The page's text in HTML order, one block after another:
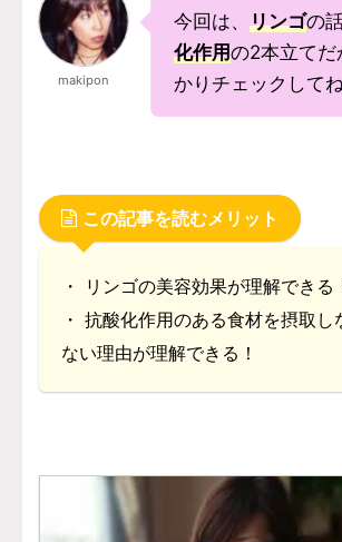
makipon
今回は、 リンゴの
化作用の2本立てだ
かりチェックしてね
この記事を読むメリット
・ リンゴの美容効果が理解できる
・ 抗酸化作用のある食材を摂取し
ない理由が理解できる！